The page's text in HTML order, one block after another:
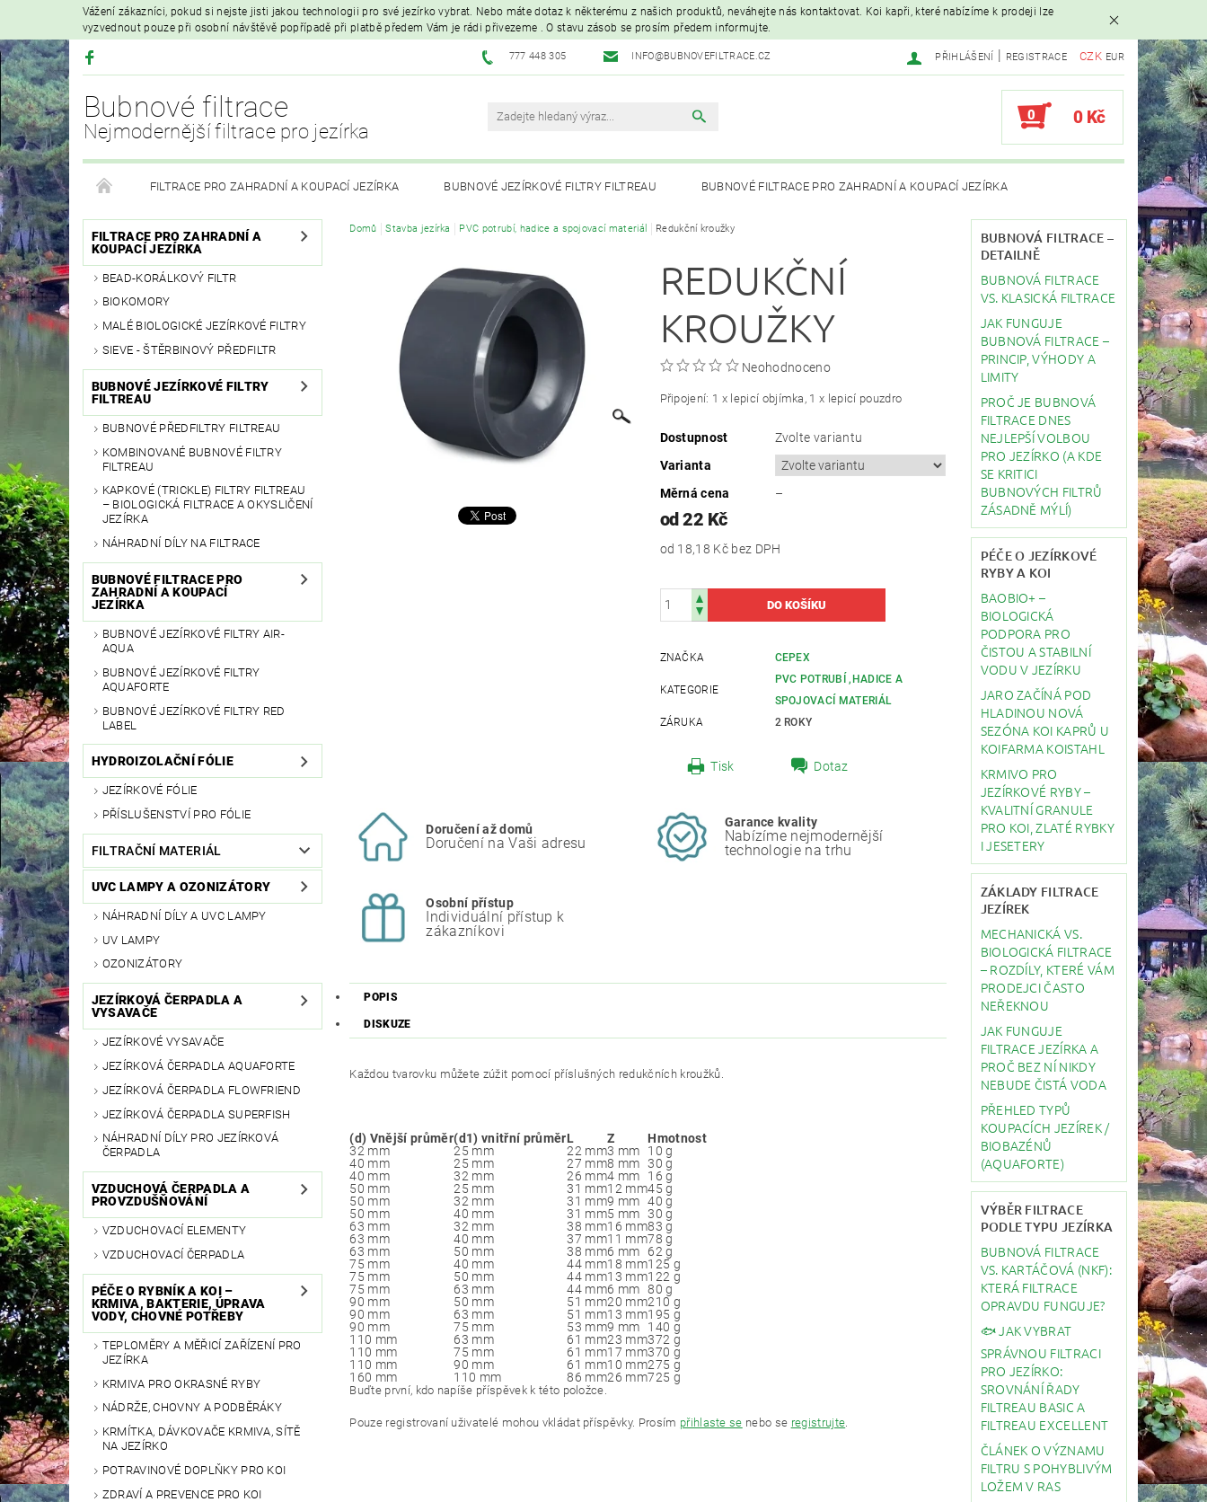
Vážení zákazníci, pokud si nejste jisti jakou technologii pro své jezírko vybrat. Nebo máte dotaz k některému z našich produktů, neváhejte nás kontaktovat. Koi kapři, které nabízíme k prodeji lze
vyzvednout pouze při osobní návštěvě popřípadě při platbě předem Vám je rádi přivezeme . O stavu zásob se prosím předem informujte.
777 448 305 INFO@BUBNOVEFILTRACE.CZ CZK EUR
PŘIHLÁŠENÍ REGISTRACE
Bubnové filtrace
Nejmodernější filtrace pro jezírka
0 0 Kč
FILTRACE PRO ZAHRADNÍ A KOUPACÍ JEZÍRKA BUBNOVÉ JEZÍRKOVÉ FILTRY FILTREAU BUBNOVÉ FILTRACE PRO ZAHRADNÍ A KOUPACÍ JEZÍRKA
HYDROIZOLAČNÍ FÓLIE FILTRAČNÍ MATERIÁL UVC LAMPY A OZONIZÁTORY JEZÍRKOVÁ ČERPADLA A VYSAVAČE
VZDUCHOVÁ ČERPADLA A PROVZDUŠŇOVÁNÍ PÉČE O RYBNÍK A KOI – KRMIVA, BAKTERIE, ÚPRAVA VODY, CHOVNÉ POTŘEBY
PRODEJ KOI KAPRŮ MOJE OBJEDNÁVKA
FILTRACE PRO ZAHRADNÍ A
KOUPACÍ JEZÍRKA
BEAD-KORÁLKOVÝ FILTR
BIOKOMORY
MALÉ BIOLOGICKÉ JEZÍRKOVÉ FILTRY
SIEVE - ŠTĚRBINOVÝ PŘEDFILTR
BUBNOVÉ JEZÍRKOVÉ FILTRY
FILTREAU
BUBNOVÉ PŘEDFILTRY FILTREAU
KOMBINOVANÉ BUBNOVÉ FILTRY
FILTREAU
KAPKOVÉ (TRICKLE) FILTRY FILTREAU
– BIOLOGICKÁ FILTRACE A OKYSLIČENÍ
JEZÍRKA
NÁHRADNÍ DÍLY NA FILTRACE
BUBNOVÉ FILTRACE PRO
ZAHRADNÍ A KOUPACÍ
JEZÍRKA
BUBNOVÉ JEZÍRKOVÉ FILTRY AIR-
AQUA
BUBNOVÉ JEZÍRKOVÉ FILTRY
AQUAFORTE
BUBNOVÉ JEZÍRKOVÉ FILTRY RED
LABEL
HYDROIZOLAČNÍ FÓLIE
JEZÍRKOVÉ FÓLIE
PŘÍSLUŠENSTVÍ PRO FÓLIE
FILTRAČNÍ MATERIÁL
UVC LAMPY A OZONIZÁTORY
NÁHRADNÍ DÍLY A UVC LAMPY
UV LAMPY
OZONIZÁTORY
JEZÍRKOVÁ ČERPADLA A
VYSAVAČE
JEZÍRKOVÉ VYSAVAČE
JEZÍRKOVÁ ČERPADLA AQUAFORTE
JEZÍRKOVÁ ČERPADLA FLOWFRIEND
JEZÍRKOVÁ ČERPADLA SUPERFISH
NÁHRADNÍ DÍLY PRO JEZÍRKOVÁ
ČERPADLA
VZDUCHOVÁ ČERPADLA A
PROVZDUŠŇOVÁNÍ
VZDUCHOVACÍ ELEMENTY
VZDUCHOVACÍ ČERPADLA
PÉČE O RYBNÍK A KOI –
KRMIVA, BAKTERIE, ÚPRAVA
VODY, CHOVNÉ POTŘEBY
TEPLOMĚRY A MĚŘICÍ ZAŘÍZENÍ PRO
JEZÍRKA
KRMIVA PRO OKRASNÉ RYBY
NÁDRŽE, CHOVNY A PODBĚRÁKY
KRMÍTKA, DÁVKOVAČE KRMIVA, SÍTĚ
NA JEZÍRKO
POTRAVINOVÉ DOPLŇKY PRO KOI
ZDRAVÍ A PREVENCE PRO KOI
Domů Stavba jezírka PVC potrubí, hadice a spojovací materiál Redukční kroužky
REDUKČNÍ
KROUŽKY
Neohodnoceno
Připojení: 1 x lepicí objímka, 1 x lepicí pouzdro
Dostupnost
Zvolte variantu
Varianta
Měrná cena
–
od 22 Kč
od 18,18 Kč bez DPH
ZNAČKA CEPEX
KATEGORIE
PVC POTRUBÍ ,HADICE A
SPOJOVACÍ MATERIÁL
ZÁRUKA
2 ROKY
Tisk Dotaz
Doručení až domů
Doručení na Vaši adresu
Garance kvality
Nabízíme nejmodernější
technologie na trhu
Osobní přístup
Individuální přístup k
zákazníkovi
POPIS
DISKUZE
Každou tvarovku můžete zúžit pomocí příslušných redukčních kroužků.
(d) Vnější průměr(d1) vnitřní průměrL Z
Hmotnost
32 mm
25 mm 22 mm3 mm
10 g
40 mm
25 mm 27 mm8 mm 30 g
40 mm
32 mm 26 mm4 mm
16 g
50 mm
25 mm 31 mm12 mm45 g
50 mm
32 mm 31 mm9 mm 40 g
50 mm
40 mm 31 mm5 mm 30 g
63 mm
32 mm 38 mm16 mm83 g
63 mm
40 mm 37 mm11 mm78 g
63 mm
50 mm 38 mm6 mm
62 g
75 mm
40 mm 44 mm18 mm125 g
75 mm
50 mm 44 mm13 mm122 g
75 mm
63 mm 44 mm6 mm 80 g
90 mm
50 mm 51 mm20 mm210 g
90 mm
63 mm 51 mm13 mm195 g
90 mm
75 mm 53 mm9 mm
140 g
110 mm
63 mm 61 mm23 mm372 g
110 mm
75 mm 61 mm17 mm370 g
110 mm
90 mm 61 mm10 mm275 g
160 mm
110 mm 86 mm26 mm725 g
Buďte první, kdo napíše příspěvek k této položce.
Pouze registrovaní uživatelé mohou vkládat příspěvky. Prosím přihlaste se nebo se registrujte
BUBNOVÁ FILTRACE –
DETAILNĚ
BUBNOVÁ FILTRACE
VS. KLASICKÁ FILTRACE
JAK FUNGUJE
BUBNOVÁ FILTRACE –
PRINCIP, VÝHODY A
LIMITY
PROČ JE BUBNOVÁ
FILTRACE DNES
NEJLEPŠÍ VOLBOU
PRO JEZÍRKO (A KDE
SE KRITICI
BUBNOVÝCH FILTRŮ
ZÁSADNĚ MÝLÍ)
PÉČE O JEZÍRKOVÉ
RYBY A KOI
BAOBIO+ –
BIOLOGICKÁ
PODPORA PRO
ČISTOU A STABILNÍ
VODU V JEZÍRKU
JARO ZAČÍNÁ POD
HLADINOU NOVÁ
SEZÓNA KOI KAPRŮ U
KOIFARMA KOISTAHL
KRMIVO PRO
JEZÍRKOVÉ RYBY –
KVALITNÍ GRANULE
PRO KOI, ZLATÉ RYBKY
I JESETERY
ZÁKLADY FILTRACE
JEZÍREK
MECHANICKÁ VS.
BIOLOGICKÁ FILTRACE
– ROZDÍLY, KTERÉ VÁM
PRODEJCI ČASTO
NEŘEKNOU
JAK FUNGUJE
FILTRACE JEZÍRKA A
PROČ BEZ NÍ NIKDY
NEBUDE ČISTÁ VODA
PŘEHLED TYPŮ
KOUPACÍCH JEZÍREK /
BIOBAZÉNŮ
(AQUAFORTE)
VÝBĚR FILTRACE
PODLE TYPU JEZÍRKA
BUBNOVÁ FILTRACE
VS. KARTÁČOVÁ (NKF):
KTERÁ FILTRACE
OPRAVDU FUNGUJE?
🐟 JAK VYBRAT
SPRÁVNOU FILTRACI
PRO JEZÍRKO:
SROVNÁNÍ ŘADY
FILTREAU BASIC A
FILTREAU EXCELLENT
ČLÁNEK O VÝZNAMU
FILTRU S POHYBLIVÝM
LOŽEM V RAS